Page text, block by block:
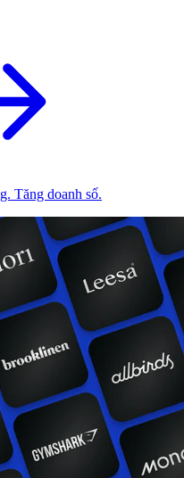
Tăng doanh số.